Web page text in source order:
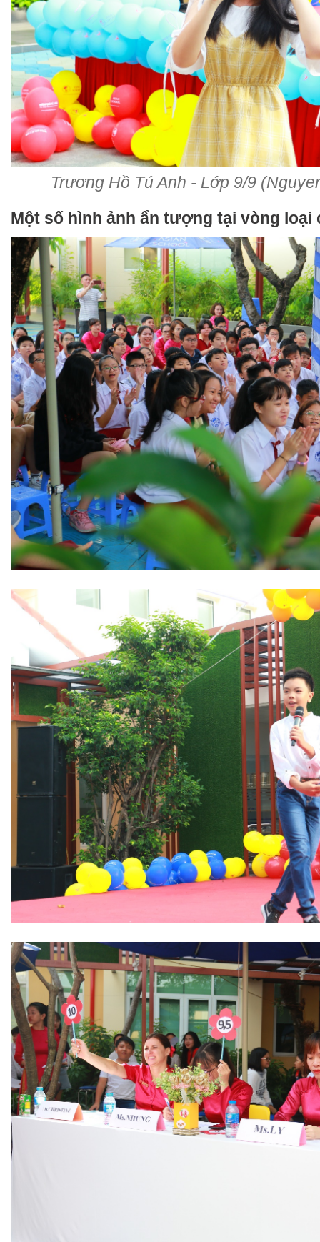
Trương Hồ Tú Anh - Lớp 9/9
Một số hình ảnh ẩn tượng tại vòng loại